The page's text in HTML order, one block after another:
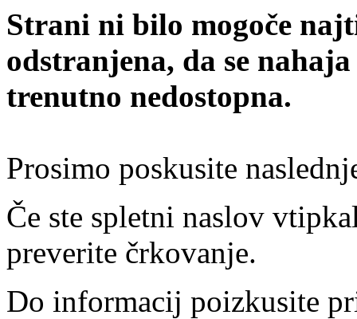
Strani ni bilo mogoče
odstranjena, da se
trenutno nedostopna.
Prosimo poskusite
Če ste spletni naslov
preverite črkovanje.
Do informacij poizkusite